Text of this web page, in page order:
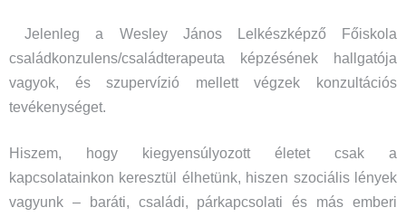
Jelenleg a Wesley János Lelkészképző Főiskola
családkonzulens/családterapeuta képzésének hallgatója
vagyok, és szupervízió mellett végzek konzultációs
tevékenységet.
Hiszem, hogy kiegyensúlyozott életet csak a
kapcsolatainkon keresztül élhetünk, hiszen szociális lények
vagyunk – baráti, családi, párkapcsolati és más emberi